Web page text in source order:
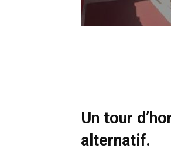
Un tour
alternatif.